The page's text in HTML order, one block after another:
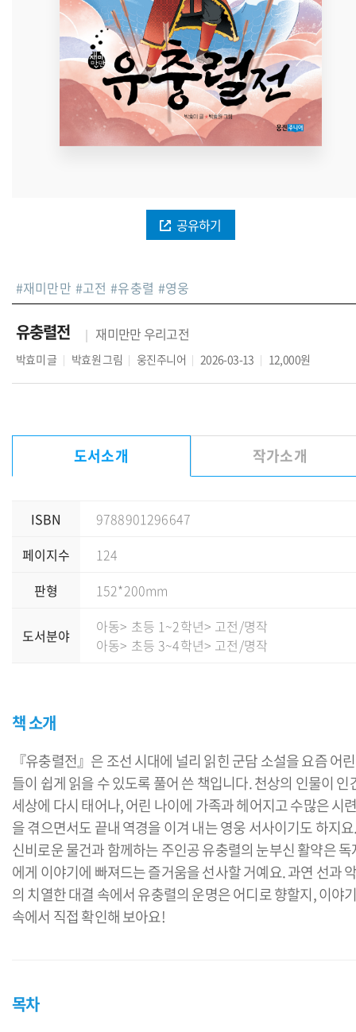
공유하기
#재미만만 #고전 #유충렬 #영웅
유충렬전 재미만만 우리고전
박효미 글 박효원 그림 웅진주니어 2026-03-13 12,000원
도서소개 작가소개
ISBN
9788901296647
페이지수
124
판형
152*200mm
도서분야 아동> 초등 1~2학년> 고전/명작
아동> 초등 3~4학년> 고전/명작
책 소개
『유충렬전』은 조선 시대에 널리 읽힌 군담 소설을 요즘 어
들이 쉽게 읽을 수 있도록 풀어 쓴 책입니다. 천상의 인물이 인
세상에 다시 태어나, 어린 나이에 가족과 헤어지고 수많은 시
을 겪으면서도 끝내 역경을 이겨 내는 영웅 서사이기도 하지
신비로운 물건과 함께하는 주인공 유충렬의 눈부신 활약은 독
에게 이야기에 빠져드는 즐거움을 선사할 거예요. 과연 선과
의 치열한 대결 속에서 유충렬의 운명은 어디로 향할지, 이야
속에서 직접 확인해 보아요!
목차